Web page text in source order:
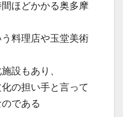
ほどかかる奥多摩
料理店や玉堂美術
設もあり、
の担い手と言って
である